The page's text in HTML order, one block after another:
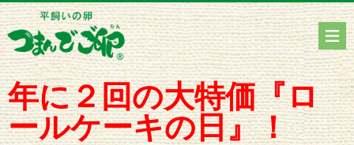
年に２回の大特価『ロ
ールケーキの日』！